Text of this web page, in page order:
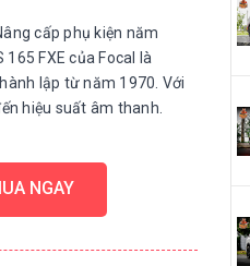
cấp phụ kiện năm
FXE của Focal là
lập từ năm 1970. Với
hiệu suất âm thanh.
NGAY